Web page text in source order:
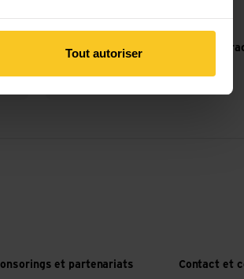
Tout autoriser14 jours de droit de
et partenariats Contact et